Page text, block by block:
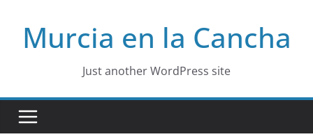
contentMurcia en la Cancha
Just another WordPress site